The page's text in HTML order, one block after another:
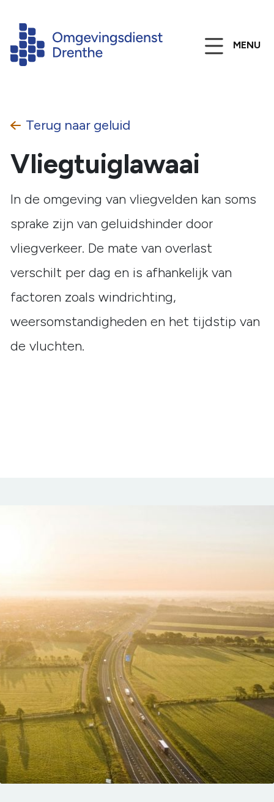
MENU
Terug naar geluid
Vliegtuiglawaai
In de omgeving van vliegvelden kan soms
sprake zijn van geluidshinder door
vliegverkeer. De mate van overlast
verschilt per dag en is afhankelijk van
factoren zoals windrichting,
weersomstandigheden en het tijdstip van
de vluchten.